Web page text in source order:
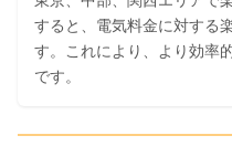
すると、電気料金に対する
す。これにより、より効率
です。